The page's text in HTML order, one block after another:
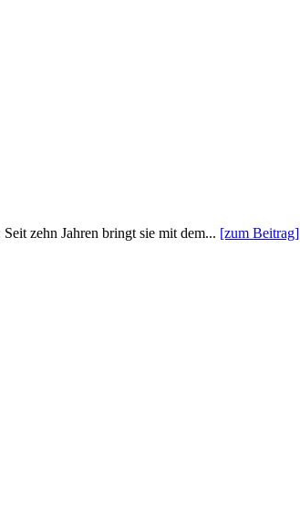
zehn Jahren bringt sie mit dem... [zum Beitrag]